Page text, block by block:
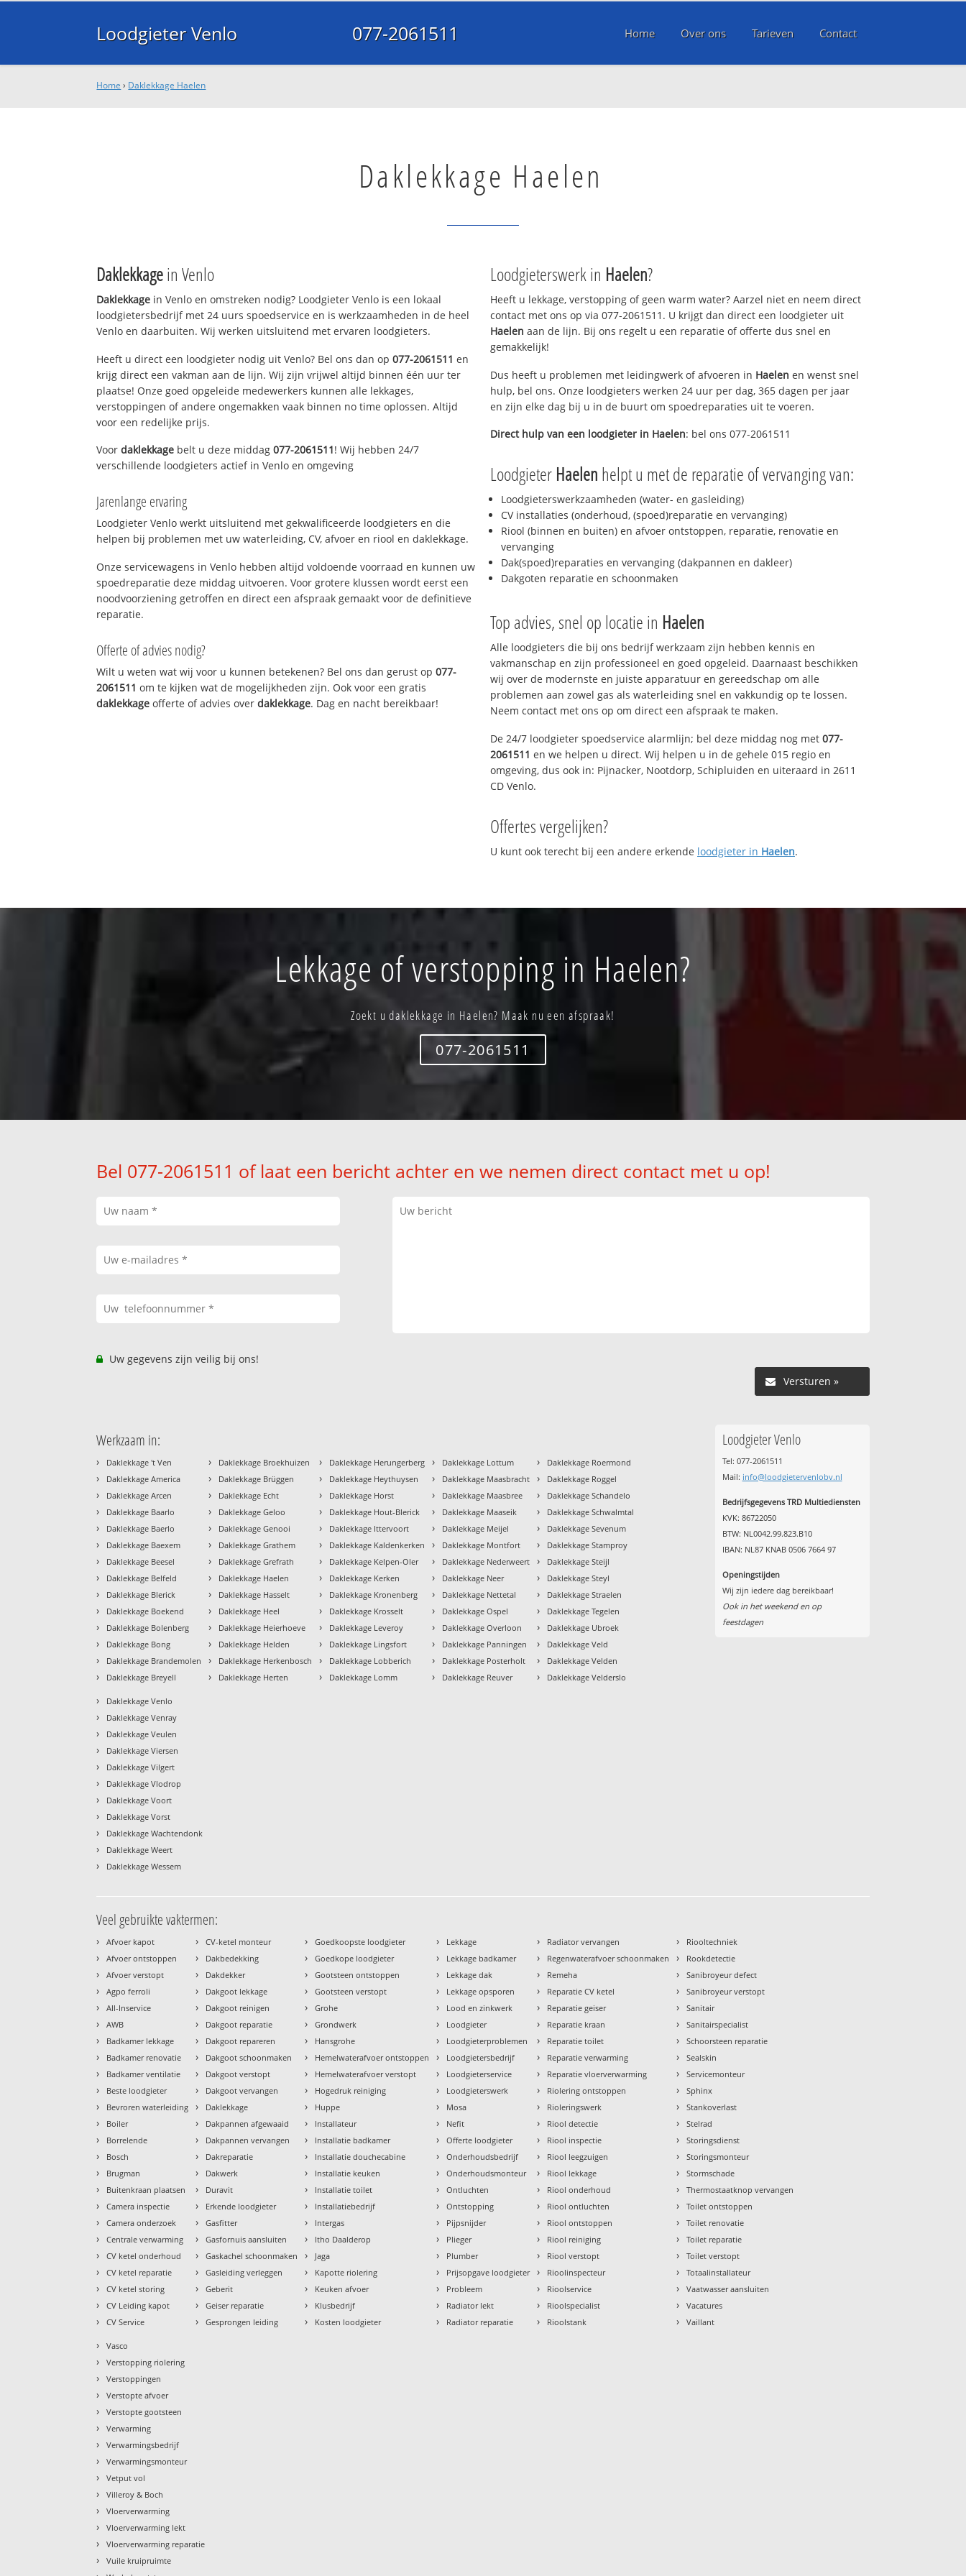
Loodgieter Venlo 077-2061511 Home Over ons Tarieven Contact
Home › Daklekkage Haelen
Daklekkage Haelen
Daklekkagein Venlo
Daklekkage in Venlo en omstreken nodig? Loodgieter Venlo is een lokaal
loodgietersbedrijf met 24 uurs spoedservice en is werkzaamheden in de heel
Venlo en daarbuiten. Wij werken uitsluitend met ervaren loodgieters.
Heeft u direct een loodgieter nodig uit Venlo? Bel ons dan op077-2061511 en
krijg direct een vakman aan de lijn. Wij zijn vrijwel altijd binnen één uur ter
plaatse! Onze goed opgeleide medewerkers kunnen alle lekkages,
verstoppingen of andere ongemakken vaak binnen no time oplossen. Altijd
voor een redelijke prijs.
Voordaklekkage belt u deze middag077-2061511! Wij hebben 24/7
verschillende loodgieters actief in Venlo en omgeving
Jarenlange ervaring
Loodgieter Venlo werkt uitsluitend met gekwalificeerde loodgieters en die
helpen bij problemen met uw waterleiding, CV, afvoer en riool en daklekkage.
Onze servicewagens in Venlo hebben altijd voldoende voorraad en kunnen uw
spoedreparatie deze middag uitvoeren. Voor grotere klussen wordt eerst een
noodvoorziening getroffen en direct een afspraak gemaakt voor de definitieve
reparatie.
Offerte of advies nodig?
Wilt u weten wat wij voor u kunnen betekenen? Bel ons dan gerust op077-
2061511 om te kijken wat de mogelijkheden zijn. Ook voor een gratis
daklekkage offerte of advies overdaklekkage. Dag en nacht bereikbaar!
Loodgieterswerk in Haelen?
Heeft u lekkage, verstopping of geen warm water? Aarzel niet en neem direct
contact met ons op via 077-2061511. U krijgt dan direct een loodgieter uit
Haelen aan de lijn. Bij ons regelt u een reparatie of offerte dus snel en
gemakkelijk!
Dus heeft u problemen met leidingwerk of afvoeren in Haelen en wenst snel
hulp, bel ons. Onze loodgieters werken 24 uur per dag, 365 dagen per jaar
en zijn elke dag bij u in de buurt om spoedreparaties uit te voeren.
Direct hulp van een loodgieter in Haelen: bel ons 077-2061511
Loodgieter Haelen helpt u met de reparatie of vervanging van:
Loodgieterswerkzaamheden (water- en gasleiding)
CV installaties (onderhoud, (spoed)reparatie en vervanging)
Riool (binnen en buiten) en afvoer ontstoppen, reparatie, renovatie en
vervanging
Dak(spoed)reparaties en vervanging (dakpannen en dakleer)
Dakgoten reparatie en schoonmaken
Top advies, snel op locatie in Haelen
Alle loodgieters die bij ons bedrijf werkzaam zijn hebben kennis en
vakmanschap en zijn professioneel en goed opgeleid. Daarnaast beschikken
wij over de modernste en juiste apparatuur en gereedschap om alle
problemen aan zowel gas als waterleiding snel en vakkundig op te lossen.
Neem contact met ons op om direct een afspraak te maken.
De 24/7 loodgieter spoedservice alarmlijn; bel deze middag nog met 077-
2061511 en we helpen u direct. Wij helpen u in de gehele 015 regio en
omgeving, dus ook in: Pijnacker, Nootdorp, Schipluiden en uiteraard in 2611
CD Venlo.
Offertes vergelijken?
U kunt ook terecht bij een andere erkende loodgieter in Haelen.
Lekkage of verstopping in Haelen?
Zoekt u daklekkage in Haelen? Maak nu een afspraak!
077-2061511
Bel 077-2061511 of laat een bericht achter en we nemen direct contact met u op!
Uw gegevens zijn veilig bij ons!
Versturen »
Werkzaam in:
› Daklekkage 't Ven
› Daklekkage America
› Daklekkage Arcen
› Daklekkage Baarlo
› Daklekkage Baerlo
› Daklekkage Baexem
› Daklekkage Beesel
› Daklekkage Belfeld
› Daklekkage Blerick
› Daklekkage Boekend
› Daklekkage Bolenberg
› Daklekkage Bong
› Daklekkage Brandemolen
› Daklekkage Breyell
› Daklekkage Broekhuizen
› Daklekkage Brüggen
› Daklekkage Echt
› Daklekkage Geloo
› Daklekkage Genooi
› Daklekkage Grathem
› Daklekkage Grefrath
› Daklekkage Haelen
› Daklekkage Hasselt
› Daklekkage Heel
› Daklekkage Heierhoeve
› Daklekkage Helden
› Daklekkage Herkenbosch
› Daklekkage Herten
› Daklekkage Herungerberg
› Daklekkage Heythuysen
› Daklekkage Horst
› Daklekkage Hout-Blerick
› Daklekkage Ittervoort
› Daklekkage Kaldenkerken
› Daklekkage Kelpen-Oler
› Daklekkage Kerken
› Daklekkage Kronenberg
› Daklekkage Krosselt
› Daklekkage Leveroy
› Daklekkage Lingsfort
› Daklekkage Lobberich
› Daklekkage Lomm
› Daklekkage Lottum
› Daklekkage Maasbracht
› Daklekkage Maasbree
› Daklekkage Maaseik
› Daklekkage Meijel
› Daklekkage Montfort
› Daklekkage Nederweert
› Daklekkage Neer
› Daklekkage Nettetal
› Daklekkage Ospel
› Daklekkage Overloon
› Daklekkage Panningen
› Daklekkage Posterholt
› Daklekkage Reuver
› Daklekkage Roermond
› Daklekkage Roggel
› Daklekkage Schandelo
› Daklekkage Schwalmtal
› Daklekkage Sevenum
› Daklekkage Stamproy
› Daklekkage Steijl
› Daklekkage Steyl
› Daklekkage Straelen
› Daklekkage Tegelen
› Daklekkage Ubroek
› Daklekkage Veld
› Daklekkage Velden
› Daklekkage Velderslo
› Daklekkage Venlo
› Daklekkage Venray
› Daklekkage Veulen
› Daklekkage Viersen
› Daklekkage Vilgert
› Daklekkage Vlodrop
› Daklekkage Voort
› Daklekkage Vorst
› Daklekkage Wachtendonk
› Daklekkage Weert
› Daklekkage Wessem
Loodgieter Venlo
Tel: 077-2061511
Mail: info@loodgietervenlobv.nl
Bedrijfsgegevens TRD Multiediensten
KVK: 86722050
BTW: NL0042.99.823.B10
IBAN: NL87 KNAB 0506 7664 97
Openingstijden
Wij zijn iedere dag bereikbaar!
Ook in het weekend en op
feestdagen
Veel gebruikte vaktermen:
› Afvoer kapot
› Afvoer ontstoppen
› Afvoer verstopt
› Agpo ferroli
› All-Inservice
› AWB
› Badkamer lekkage
› Badkamer renovatie
› Badkamer ventilatie
› Beste loodgieter
› Bevroren waterleiding
› Boiler
› Borrelende
› Bosch
› Brugman
› Buitenkraan plaatsen
› Camera inspectie
› Camera onderzoek
› Centrale verwarming
› CV ketel onderhoud
› CV ketel reparatie
› CV ketel storing
› CV Leiding kapot
› CV Service
› CV-ketel monteur
› Dakbedekking
› Dakdekker
› Dakgoot lekkage
› Dakgoot reinigen
› Dakgoot reparatie
› Dakgoot repareren
› Dakgoot schoonmaken
› Dakgoot verstopt
› Dakgoot vervangen
› Daklekkage
› Dakpannen afgewaaid
› Dakpannen vervangen
› Dakreparatie
› Dakwerk
› Duravit
› Erkende loodgieter
› Gasfitter
› Gasfornuis aansluiten
› Gaskachel schoonmaken
› Gasleiding verleggen
› Geberit
› Geiser reparatie
› Gesprongen leiding
› Goedkoopste loodgieter
› Goedkope loodgieter
› Gootsteen ontstoppen
› Gootsteen verstopt
› Grohe
› Grondwerk
› Hansgrohe
› Hemelwaterafvoer ontstoppen
› Hemelwaterafvoer verstopt
› Hogedruk reiniging
› Huppe
› Installateur
› Installatie badkamer
› Installatie douchecabine
› Installatie keuken
› Installatie toilet
› Installatiebedrijf
› Intergas
› Itho Daalderop
› Jaga
› Kapotte riolering
› Keuken afvoer
› Klusbedrijf
› Kosten loodgieter
› Lekkage
› Lekkage badkamer
› Lekkage dak
› Lekkage opsporen
› Lood en zinkwerk
› Loodgieter
› Loodgieterproblemen
› Loodgietersbedrijf
› Loodgieterservice
› Loodgieterswerk
› Mosa
› Nefit
› Offerte loodgieter
› Onderhoudsbedrijf
› Onderhoudsmonteur
› Ontluchten
› Ontstopping
› Pijpsnijder
› Plieger
› Plumber
› Prijsopgave loodgieter
› Probleem
› Radiator lekt
› Radiator reparatie
› Radiator vervangen
› Regenwaterafvoer schoonmaken
› Remeha
› Reparatie CV ketel
› Reparatie geiser
› Reparatie kraan
› Reparatie toilet
› Reparatie verwarming
› Reparatie vloerverwarming
› Riolering ontstoppen
› Rioleringswerk
› Riool detectie
› Riool inspectie
› Riool leegzuigen
› Riool lekkage
› Riool onderhoud
› Riool ontluchten
› Riool ontstoppen
› Riool reiniging
› Riool verstopt
› Rioolinspecteur
› Rioolservice
› Rioolspecialist
› Rioolstank
› Riooltechniek
› Rookdetectie
› Sanibroyeur defect
› Sanibroyeur verstopt
› Sanitair
› Sanitairspecialist
› Schoorsteen reparatie
› Sealskin
› Servicemonteur
› Sphinx
› Stankoverlast
› Stelrad
› Storingsdienst
› Storingsmonteur
› Stormschade
› Thermostaatknop vervangen
› Toilet ontstoppen
› Toilet renovatie
› Toilet reparatie
› Toilet verstopt
› Totaalinstallateur
› Vaatwasser aansluiten
› Vacatures
› Vaillant
› Vasco
› Verstopping riolering
› Verstoppingen
› Verstopte afvoer
› Verstopte gootsteen
› Verwarming
› Verwarmingsbedrijf
› Verwarmingsmonteur
› Vetput vol
› Villeroy & Boch
› Vloerverwarming
› Vloerverwarming lekt
› Vloerverwarming reparatie
› Vuile kruipruimte